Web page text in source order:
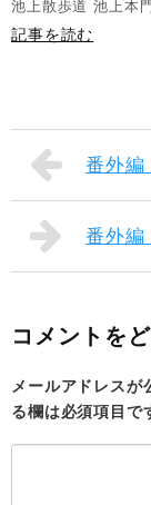
池上散歩道 池上本
記事を読む
番外
番外
コメントを
メールアドレスが
る欄は必須項目で